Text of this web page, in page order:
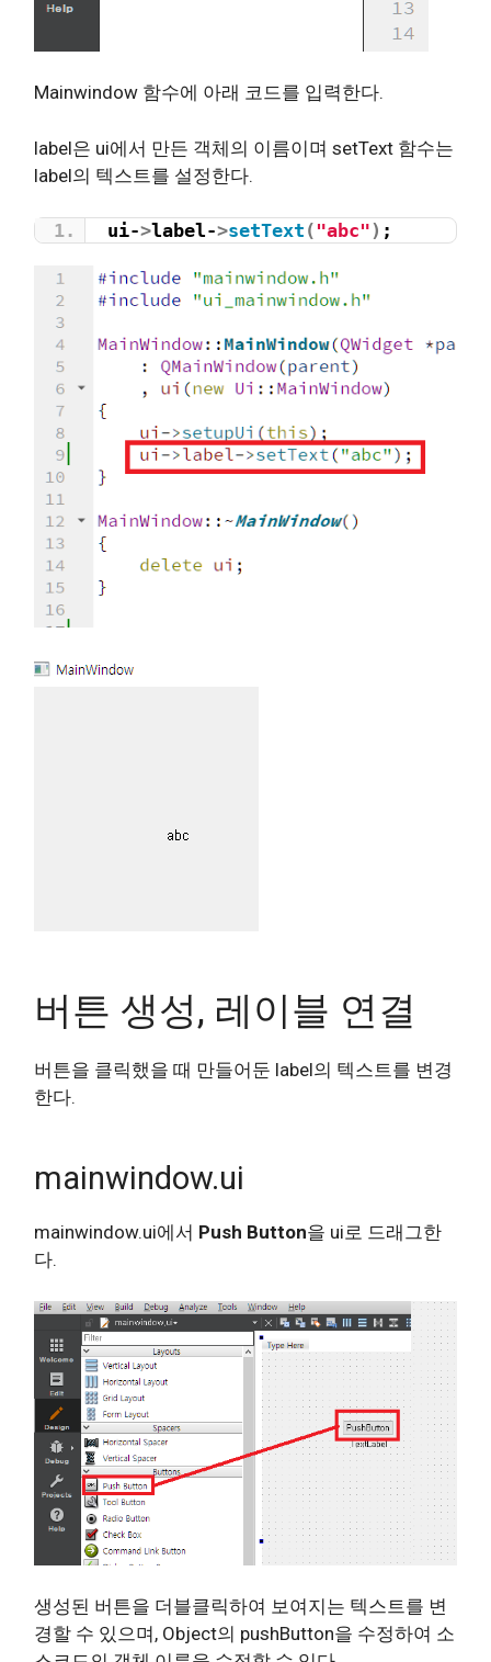
Mainwindow 함수에 아래 코드를 입력한다.
label은 ui에서 만든 객체의 이름이며 setText 함수는
label의 텍스트를 설정한다.
ui->label->setText ( "abc") ;
버튼 생성, 레이블 연결
버튼을 클릭했을 때 만들어둔 label의 텍스트를 변경
한다.
mainwindow.ui
mainwindow.ui에서 Push Button을 ui로 드래그한
다.
생성된 버튼을 더블클릭하여 보여지는 텍스트를 변
경할 수 있으며, Object의 pushButton을 수정하여 소